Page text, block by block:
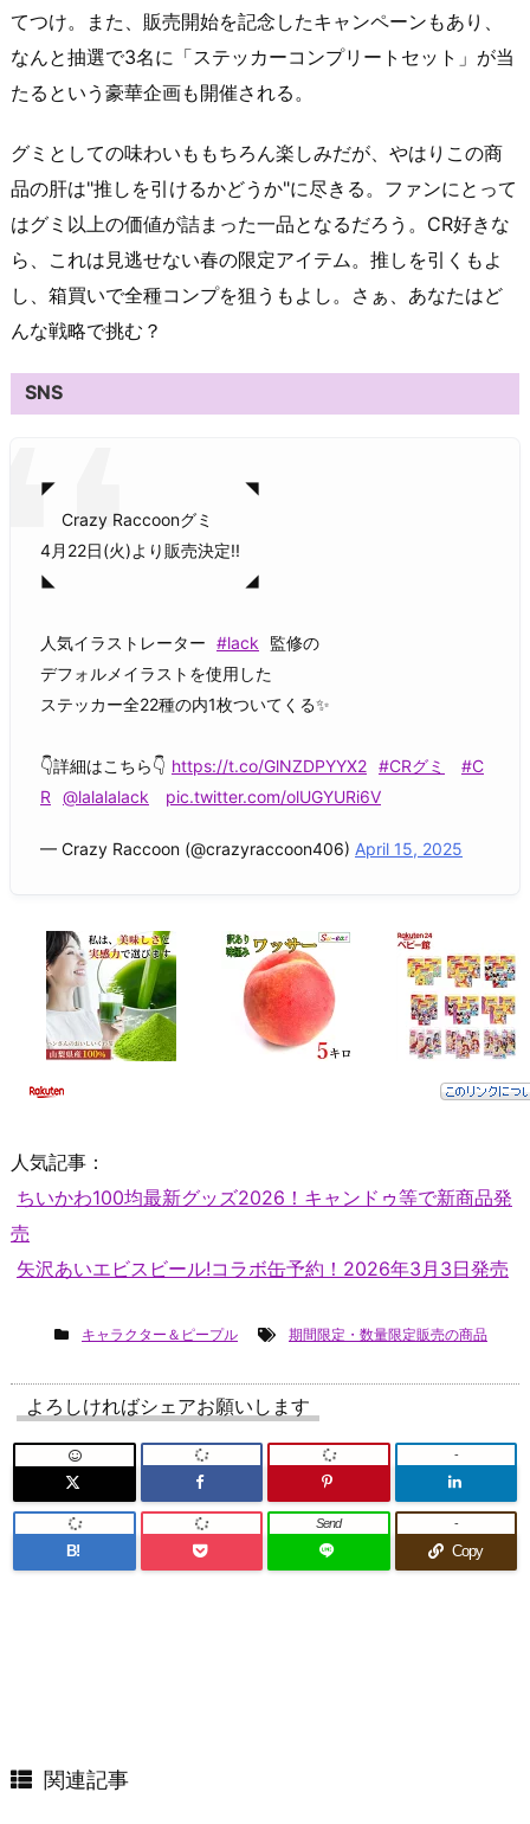
てつけ。また、販売開始を記念したキャンペーンもあり、
なんと抽選で3名に「ステッカーコンプリートセット」が当
たるという豪華企画も開催される。
グミとしての味わいももちろん楽しみだが、やはりこの商
品の肝は"推しを引けるかどうか"に尽きる。ファンにとって
はグミ以上の価値が詰まった一品となるだろう。CR好きな
ら、これは見逃せない春の限定アイテム。推しを引くもよ
し、箱買いで全種コンプを狙うもよし。さぁ、あなたはど
んな戦略で挑む？
SNS
◤ ◥
Crazy Raccoonグミ
4月22日(火)より販売決定!!
◣ ◢
人気イラストレーター #lack
監修の
デフォルメイラストを使用した
ステッカー全22種の内1枚ついてくる✨
👇詳細はこちら👇 https://t.co/GlNZDPYYX2 #CRグミ
#C
R
@lalalalack pic.twitter.com/olUGYURi6V
— Crazy Raccoon (@crazyraccoon406) April 15, 2025
人気記事：
ちいかわ100均最新グッズ2026！キャンドゥ等で新商品発
売
矢沢あいエビスビール!コラボ缶予約！2026年3月3日発売
キャラクター＆ピープル 期間限定・数量限定販売の商品
よろしければシェアお願いします
-
B!
Send
Copy
-
関連記事